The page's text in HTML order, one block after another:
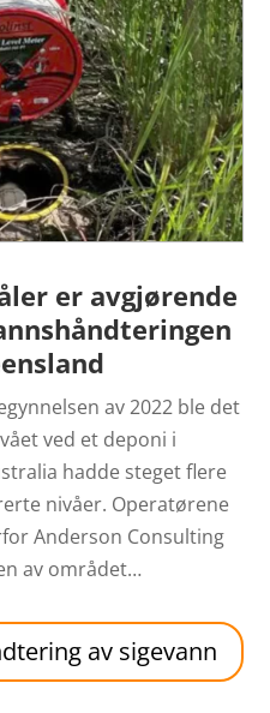
er avgjørende
av 2022 ble det
ved et deponi i
hadde steget flere
nivåer. Operatørene
Anderson Consulting
av området…
av sigevann